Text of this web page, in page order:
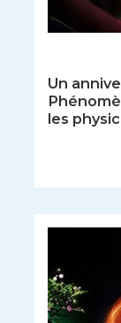
Un
les